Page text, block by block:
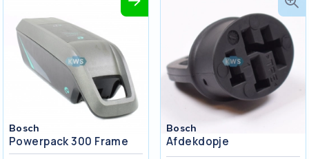
Bosch
Powerpack 300 Frame
Bosch
Afdekdopje